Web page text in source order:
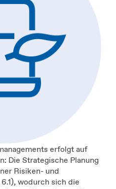
erfolgt auf
Die Strategische Planung
Risiken- und
wodurch sich die